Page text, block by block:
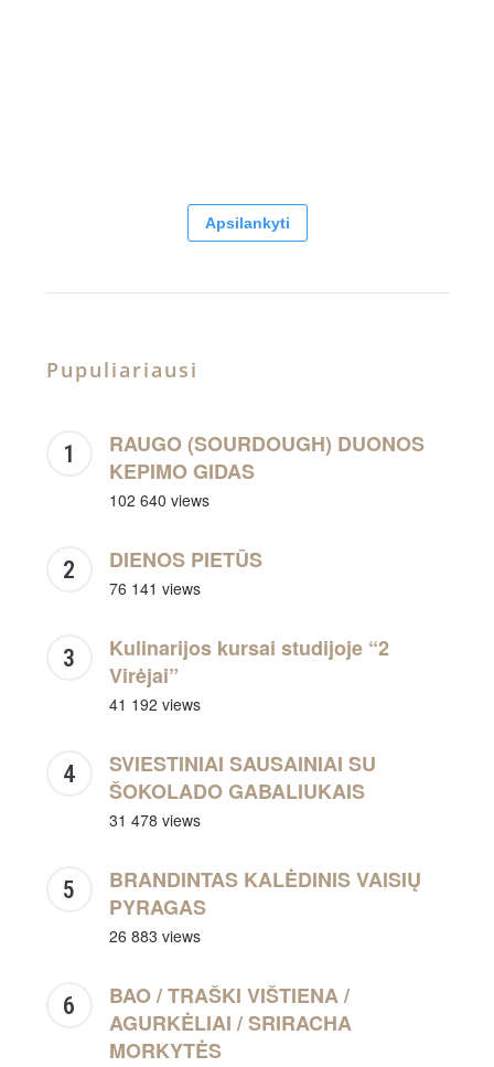
Apsilankyti
Pupuliariausi
RAUGO (SOURDOUGH) DUONOS
KEPIMO GIDAS
102 640 views
DIENOS PIETŪS
76 141 views
Kulinarijos kursai studijoje “2
Virėjai”
41 192 views
SVIESTINIAI SAUSAINIAI SU
ŠOKOLADO GABALIUKAIS
31 478 views
BRANDINTAS KALĖDINIS VAISIŲ
PYRAGAS
26 883 views
BAO / TRAŠKI VIŠTIENA /
AGURKĖLIAI / SRIRACHA
MORKYTĖS